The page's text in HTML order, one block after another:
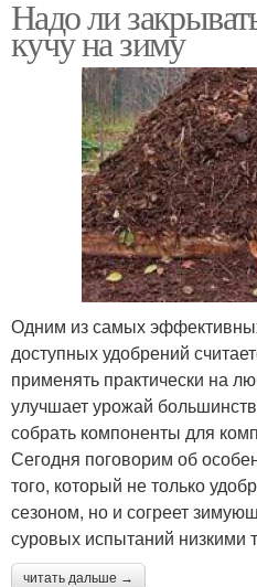
Надо ли
кучу на зиму
Одним из самых
доступных удобрений
применять практически на
улучшает урожай
собрать компоненты для
Сегодня поговорим об
того, который не только
сезоном, но и согреет
суровых испытаний низкими
читать дальше →